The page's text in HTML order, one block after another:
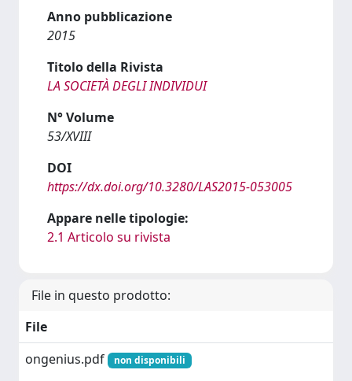
Anno pubblicazione
2015
Titolo della Rivista
LA SOCIETÀ DEGLI INDIVIDUI
N° Volume
53/XVIII
DOI
https://dx.doi.org/10.3280/LAS2015-053005
Appare nelle tipologie:
2.1 Articolo su rivista
File in questo prodotto:
File
ongenius.pdf
non disponibili